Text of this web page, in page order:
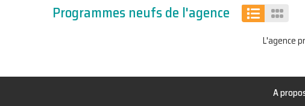
Programmes neufs de l'agence
L'agence
A